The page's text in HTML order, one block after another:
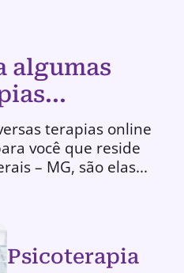
algumas
terapias online
você que reside
– MG, são elas...
Psicoterapia